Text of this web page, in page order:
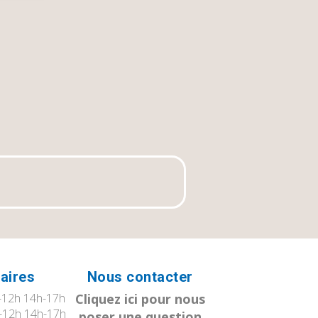
14h-17h
14h-17h
Nous contacter
Cliquez ici pour nous